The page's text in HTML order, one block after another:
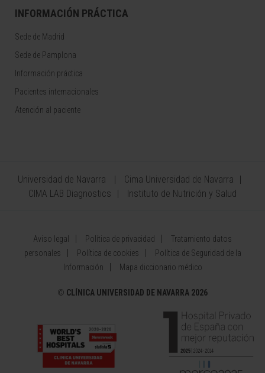
INFORMACIÓN PRÁCTICA
Sede de Madrid
Sede de Pamplona
Información práctica
Pacientes internacionales
Atención al paciente
Universidad de Navarra
Cima Universidad de Navarra
CIMA LAB Diagnostics
Instituto de Nutrición y Salud
Aviso legal Política de privacidad
Tratamiento datos
personales
Política de cookies
Política de Seguridad de la
Información
Mapa diccionario médico
© CLÍNICA UNIVERSIDAD DE NAVARRA 2026